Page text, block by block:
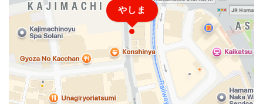
やしま